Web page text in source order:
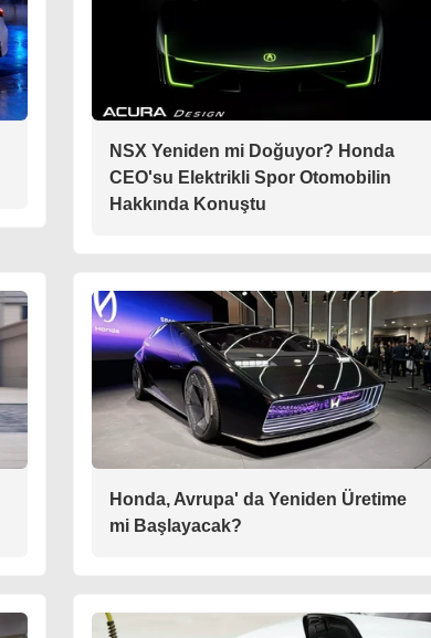
NSX Yeniden mi Doğuyor? Honda
CEO'su Elektrikli Spor Otomobilin
Hakkında Konuştu
Honda, Avrupa' da Yeniden Üretime
mi Başlayacak?